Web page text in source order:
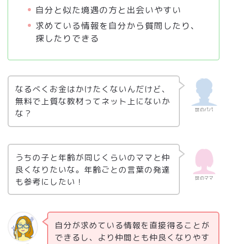
自分と似た境遇の方と出会いやすい
求めている情報を自分から質問したり、
探したりできる
世のパパ
なるべくお金はかけたくないんだけど、
無料で上質な教材ってネット上にないか
な？
世のママ
うちの子と年齢が同じくらいのママと仲
良くなりたいな。年齢ごとの言葉の発達
も参考にしたい！
自分が求めている情報を直接得ることが
できるし、より仲間とも仲良くなりやす